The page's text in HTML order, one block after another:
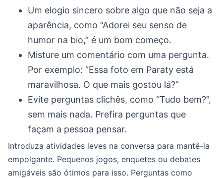
Um elogio sincero sobre algo que não seja a
aparência, como “Adorei seu senso de
humor na bio,” é um bom começo.
Misture um comentário com uma pergunta.
Por exemplo: “Essa foto em Paraty está
maravilhosa. O que mais gostou lá?”
Evite perguntas clichês, como “Tudo bem?”,
sem mais nada. Prefira perguntas que
façam a pessoa pensar.
Introduza atividades leves na conversa para mantê-la
empolgante. Pequenos jogos, enquetes ou debates
amigáveis são ótimos para isso. Perguntas como